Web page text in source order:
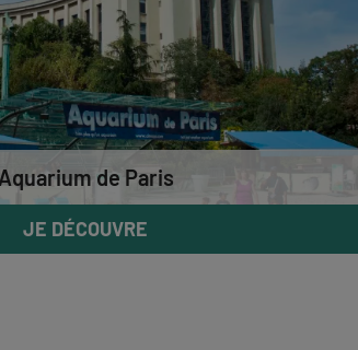
Aquarium de Paris
JE DÉCOUVRE